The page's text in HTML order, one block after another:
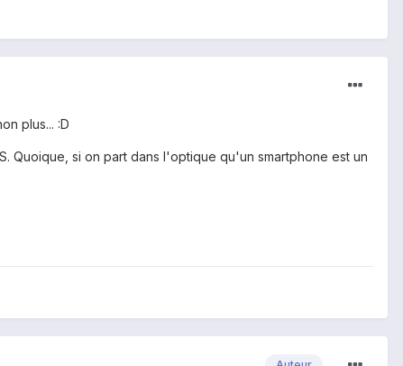
plus... :D
Quoique, si on part dans l'optique qu'un smartphone est un